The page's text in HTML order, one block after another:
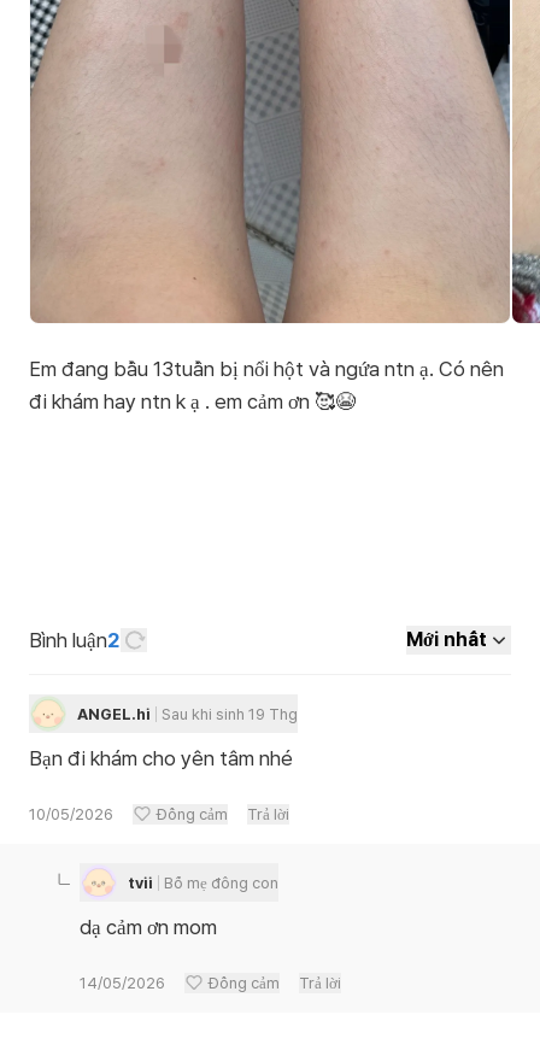
Em đang bầu 13tuần bị nổi hột và ngứa ntn ạ. Có nên
đi khám hay ntn k ạ . em cảm ơn 🥰😭
Bình luận2 Mới nhất
ANGEL.hi Sau khi sinh 19 Thg
Bạn đi khám cho yên tâm nhé
10/05/2026 Đồng cảm Trả lời
tvii Bố mẹ đông con
dạ cảm ơn mom
14/05/2026 Đồng cảm Trả lời